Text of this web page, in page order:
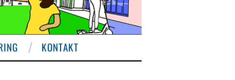
KONTAKT